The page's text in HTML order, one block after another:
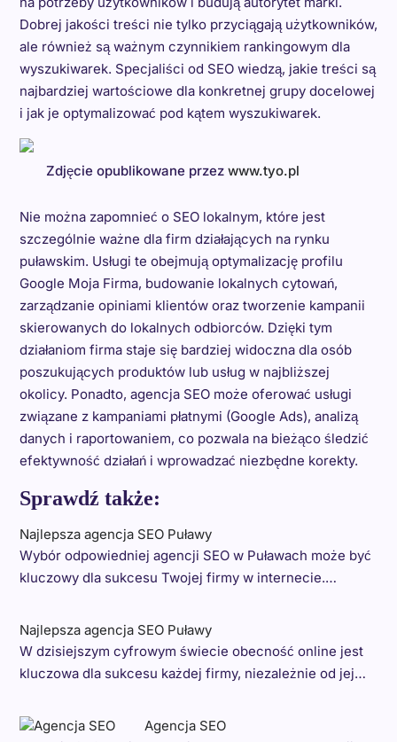
Dobrej jakości treści nie tylko przyciągają użytkowników,
ale również są ważnym czynnikiem rankingowym dla
wyszukiwarek. Specjaliści od SEO wiedzą, jakie treści są
najbardziej wartościowe dla konkretnej grupy docelowej
i jak je optymalizować pod kątem wyszukiwarek.
Zdjęcie opublikowane przez www.tyo.pl
Nie można zapomnieć o SEO lokalnym, które jest
szczególnie ważne dla firm działających na rynku
puławskim. Usługi te obejmują optymalizację profilu
Google Moja Firma, budowanie lokalnych cytowań,
zarządzanie opiniami klientów oraz tworzenie kampanii
skierowanych do lokalnych odbiorców. Dzięki tym
działaniom firma staje się bardziej widoczna dla osób
poszukujących produktów lub usług w najbliższej
okolicy. Ponadto, agencja SEO może oferować usługi
związane z kampaniami płatnymi (Google Ads), analizą
danych i raportowaniem, co pozwala na bieżąco śledzić
efektywność działań i wprowadzać niezbędne korekty.
Sprawdź także:
Najlepsza agencja SEO Puławy
Wybór odpowiedniej agencji SEO w Puławach może być
kluczowy dla sukcesu Twojej firmy w internecie.…
Najlepsza agencja SEO Puławy
W dzisiejszym cyfrowym świecie obecność online jest
kluczowa dla sukcesu każdej firmy, niezależnie od jej…
Agencja SEO